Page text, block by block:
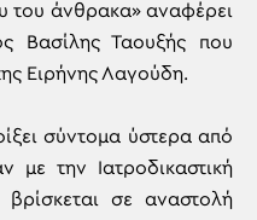
του άνθρακα» αναφέρει
Βασίλης Ταουξής που
Ειρήνης Λαγούδη.
σύντομα ύστερα από
με την Ιατροδικαστική
σε αναστολή